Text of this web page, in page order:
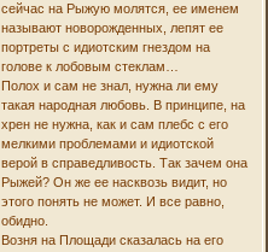
сейчас на Рыжую молятся, ее именем
называют новорожденных, лепят ее
портреты с идиотским гнездом на
голове к лобовым стеклам…
Полох и сам не знал, нужна ли ему
такая народная любовь. В принципе, на
хрен не нужна, как и сам плебс с его
мелкими проблемами и идиотской
верой в справедливость. Так зачем она
Рыжей? Он же ее насквозь видит, но
этого понять не может. И все равно,
обидно.
Возня на Площади сказалась на его